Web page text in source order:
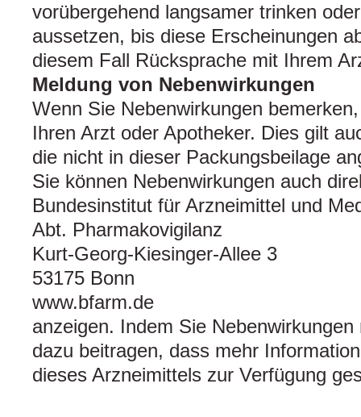
vorübergehend langsamer trinken
aussetzen, bis diese Erscheinungen
diesem Fall Rücksprache mit Ihrem
Meldung von Nebenwirkungen
Wenn Sie Nebenwirkungen
Ihren Arzt oder Apotheker. Dies gilt
die nicht in dieser Packungsbeilage
Sie können Nebenwirkungen auch
Bundesinstitut für Arzneimittel und
Abt. Pharmakovigilanz
Kurt-Georg-Kiesinger-Allee 3
53175 Bonn
www.bfarm.de
anzeigen. Indem Sie
dazu beitragen, dass mehr
dieses Arzneimittels zur Verfügung